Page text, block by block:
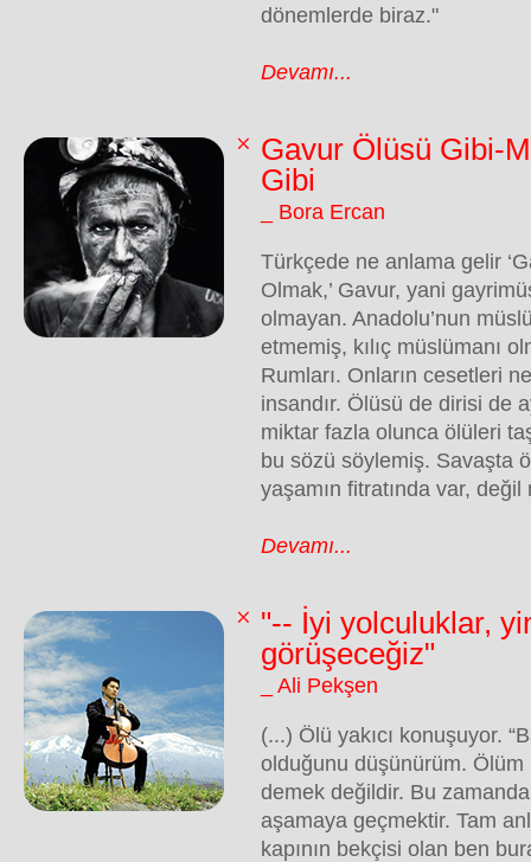
dönemlerde biraz."
Devamı...
Gavur Ölüsü Gibi-
Gibi
_ Bora Ercan
Türkçede ne anlama gelir
Olmak,’ Gavur, yani
olmayan. Anadolu’nun
etmemiş, kılıç müslümanı
Rumları. Onların cesetleri
insandır. Ölüsü de dirisi de
miktar fazla olunca ölüleri
bu sözü söylemiş. Savaşta
yaşamın fitratında var, değil
Devamı...
"-- İyi yolculuklar,
görüşeceğiz"
_ Ali Pekşen
(...) Ölü yakıcı konuşuyor.
olduğunu düşünürüm.
demek değildir. Bu
aşamaya geçmektir. Tam
kapının bekçisi olan ben